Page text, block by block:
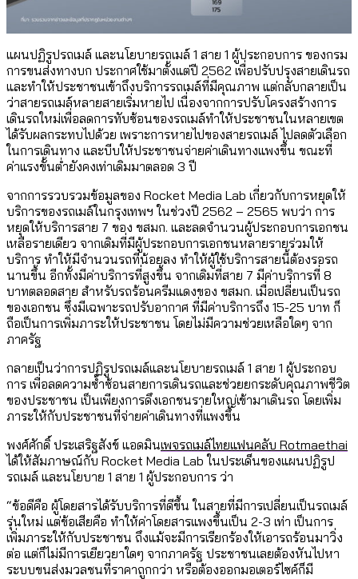
แผนปฏิรูปรถเมล์ และนโยบายรถเมล์ 1 สาย 1 ผู้ประกอบการ ของกรม
การขนส่งทางบก ประกาศใช้มาตั้งแต่ปี 2562 เพื่อปรับปรุงสายเดินรถ
และทำให้ประชาชนเข้าถึงบริการรถเมล์ที่มีคุณภาพ แต่กลับกลายเป็น
ว่าสายรถเมล์หลายสายเริ่มหายไป เนื่องจากการปรับโครงสร้างการ
เดินรถใหม่เพื่อลดการทับซ้อนของรถเมล์ทำให้ประชาชนในหลายเขต
ได้รับผลกระทบไปด้วย เพราะการหายไปของสายรถเมล์ ไปลดตัวเลือก
ในการเดินทาง และบีบให้ประชาชนจ่ายค่าเดินทางแพงขึ้น ขณะที่
ค่าแรงขั้นต่ำยังคงเท่าเดิมมาตลอด 3 ปี
จากการรวบรวมข้อมูลของ Rocket Media Lab เกี่ยวกับการหยุดให้
บริการของรถเมล์ในกรุงเทพฯ ในช่วงปี 2562 – 2565 พบว่า การ
หยุดให้บริการสาย 7 ของ ขสมก. และลดจำนวนผู้ประกอบการเอกชน
เหลือรายเดียว จากเดิมที่มีผู้ประกอบการเอกชนหลายรายร่วมให้
บริการ ทำให้มีจำนวนรถที่น้อยลง ทำให้ผู้ใช้บริการสายนี้ต้องรอรถ
นานขึ้น อีกทั้งมีค่าบริการที่สูงขึ้น จากเดิมที่สาย 7 มีค่าบริการที่ 8
บาทตลอดสาย สำหรับรถร้อนครีมแดงของ ขสมก. เมื่อเปลี่ยนเป็นรถ
ของเอกชน ซึ่งมีเฉพาะรถปรับอากาศ ที่มีค่าบริการถึง 15-25 บาท ก็
ถือเป็นการเพิ่มภาระให้ประชาชน โดยไม่มีความช่วยเหลือใดๆ จาก
ภาครัฐ
กลายเป็นว่าการปฏิรูปรถเมล์และนโยบายรถเมล์ 1 สาย 1 ผู้ประกอบ
การ เพื่อลดความซ้ำซ้อนสายการเดินรถและช่วยยกระดับคุณภาพชีวิต
ของประชาชน เป็นเพียงการดึงเอกชนรายใหญ่เข้ามาเดินรถ โดยเพิ่ม
ภาระให้กับประชาชนที่จ่ายค่าเดินทางที่แพงขึ้น
พงศ์ศักดิ์ ประเสริฐสังข์ แอดมินเพจรถเมล์ไทยแฟนคลับ Rotmaethai
ได้ให้สัมภาษณ์กับ Rocket Media Lab ในประเด็นของแผนปฏิรูป
รถเมล์ และนโยบาย 1 สาย 1 ผู้ประกอบการ ว่า
“ข้อดีคือ ผู้โดยสารได้รับบริการที่ดีขึ้น ในสายที่มีการเปลี่ยนเป็นรถเมล์
รุ่นใหม่ แต่ข้อเสียคือ ทำให้ค่าโดยสารแพงขึ้นเป็น 2-3 เท่า เป็นการ
เพิ่มภาระให้กับประชาชน ถึงแม้จะมีการเรียกร้องให้เอารถร้อนมาวิ่ง
ต่อ แต่ก็ไม่มีการเยียวยาใดๆ จากภาครัฐ ประชาชนเลยต้องหันไปหา
ระบบขนส่งมวลชนที่ราคาถูกกว่า หรือต้องออกมอเตอร์ไซค์ก็มี